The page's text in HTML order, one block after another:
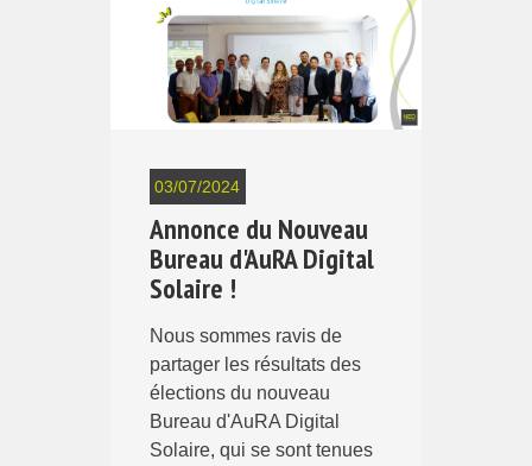
03/07/2024
Annonce du Nouveau
Bureau d'AuRA Digital
Solaire !
Nous sommes ravis de
partager les résultats des
élections du nouveau
Bureau d'AuRA Digital
Solaire, qui se sont tenues